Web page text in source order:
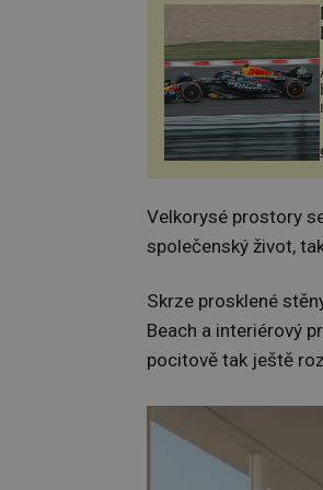
Velkorysé prostory
společenský život,
Skrze prosklené
Beach a interiérový
pocitově tak ještě